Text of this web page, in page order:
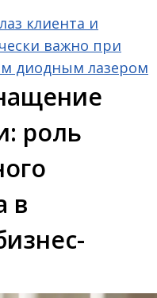
клиента и
важно при
диодным лазером
роль
в